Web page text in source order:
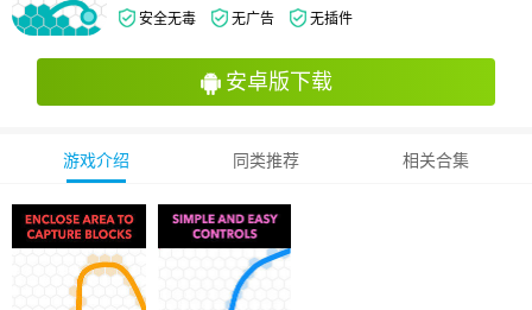
安全无毒
无广告 无插件
安卓版下载
游戏介绍 同类推荐 相关合集